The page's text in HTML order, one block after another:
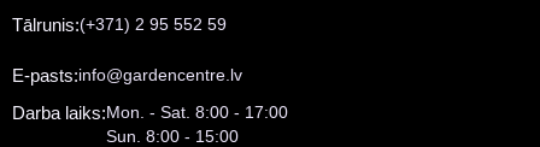
Tālrunis:(+371) 2 95 552 59
E-pasts:info@gardencentre.lv
Darba laiks:Mon. - Sat. 8:00 - 17:00
Sun. 8:00 - 15:00